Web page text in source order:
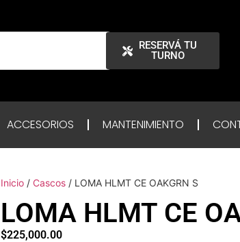
RESERVÁ TU
TURNO
ACCESORIOS MANTENIMIENTO
Inicio / Cascos / LOMA HLMT CE OAKGRN S
LOMA HLMT CE
$225,000.00